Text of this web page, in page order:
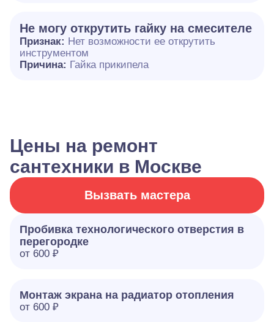
Не могу открутить гайку на смесителе
Признак: Нет возможности ее открутить
инструментом
Причина: Гайка прикипела
Цены на ремонт
сантехники в Москве
Вызвать мастера
Пробивка технологического отверстия в
перегородке
от 600 ₽
Монтаж экрана на радиатор отопления
от 600 ₽